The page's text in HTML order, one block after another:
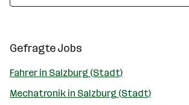
Gefragte Jobs
Fahrer in Salzburg (Stadt)
Mechatronik in Salzburg (Stadt)